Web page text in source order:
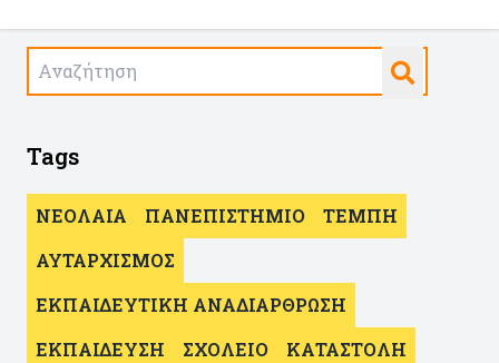
Tags
ΝΕΟΛΑΙΑ ΠΑΝΕΠΙΣΤΗΜΙΟ
ΤΕΜΠΗ
ΑΥΤΑΡΧΙΣΜΟΣ
ΕΚΠΑΙΔΕΥΤΙΚΗ ΑΝΑΔΙΑΡΘΡΩΣΗ
ΕΚΠΑΙΔΕΥΣΗ
ΣΧΟΛΕΙΟ
ΚΑΤΑΣΤΟΛΗ